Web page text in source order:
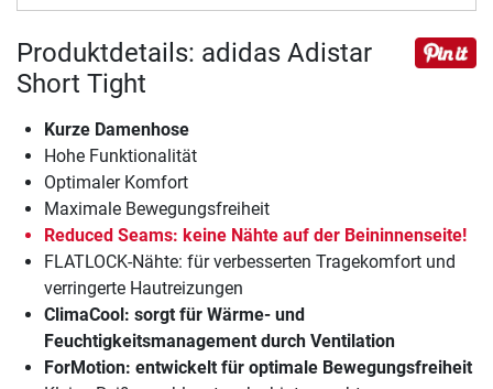
Produktdetails: adidas Adistar
Short Tight
Kurze Damenhose
Hohe Funktionalität
Optimaler Komfort
Maximale Bewegungsfreiheit
Reduced Seams: keine Nähte auf der Beininnenseite!
FLATLOCK-Nähte: für verbesserten Tragekomfort und
verringerte Hautreizungen
ClimaCool: sorgt für Wärme- und
Feuchtigkeitsmanagement durch Ventilation
ForMotion: entwickelt für optimale Bewegungsfreiheit